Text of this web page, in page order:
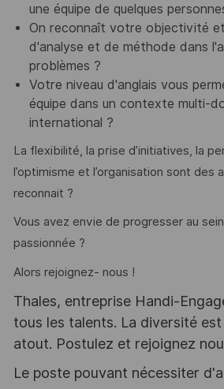
une équipe de quelques
On reconnaît votre objectivité
d'analyse et de méthode dans
problèmes ?
Votre niveau d'anglais vous
équipe dans un contexte multi-
international ?
La flexibilité, la prise d’initiatives, la
l’optimisme et l’organisation sont des
reconnait ?
Vous avez envie de progresser au sein
passionnée ?
Alors rejoignez- nous !
Thales, entreprise Handi-
tous les talents. La diversité
atout. Postulez et rejoignez
Le poste pouvant nécessiter